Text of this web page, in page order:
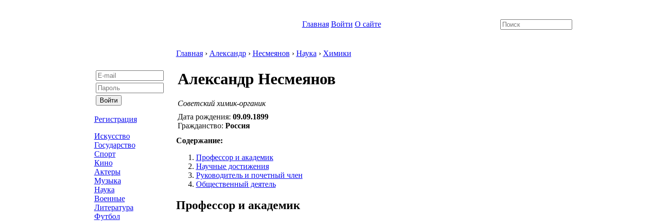
Главная Войти О сайте
Регистрация
Искусство
Государство
Спорт
Кино
Актеры
Музыка
Наука
Военные
Литература
Футбол
Главная› Александр› Несмеянов › Наука › Химики
Александр Несмеянов
Советский химик-органик
Дата рождения: 09.09.1899
Гражданство: Россия
Содержание:
Профессор и академик
Научные достижения
Руководитель и почетный член
Общественный деятель
Профессор и академик